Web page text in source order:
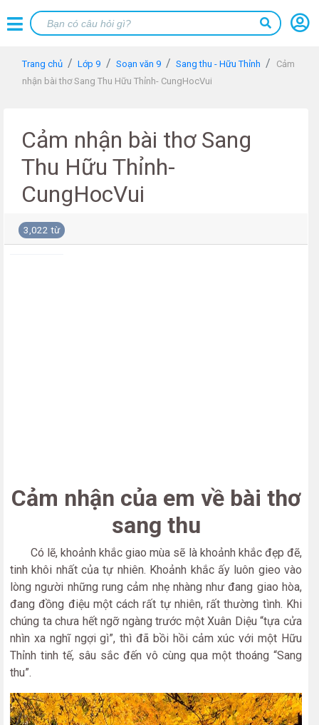
Trang chủ Lớp 9 Soạn văn 9 Sang thu - Hữu Thỉnh
Cảm
nhận bài thơ Sang Thu Hữu Thỉnh- CungHocVui
Cảm nhận bài thơ Sang
Thu Hữu Thỉnh-
CungHocVui
3,022 từ
Cảm nhận của em về bài thơ
sang thu
Có lẽ, khoảnh khắc giao mùa sẽ là khoảnh khắc đẹp đẽ,
tinh khôi nhất của tự nhiên. Khoảnh khắc ấy luôn gieo vào
lòng người những rung cảm nhẹ nhàng như đang giao hòa,
đang đồng điệu một cách rất tự nhiên, rất thường tình. Khi
chúng ta chưa hết ngỡ ngàng trước một Xuân Diệu “tựa cửa
nhìn xa nghĩ ngợi gì”, thì đã bồi hồi cảm xúc với một Hữu
Thỉnh tinh tế, sâu sắc đến vô cùng qua một thoáng “Sang
thu”.